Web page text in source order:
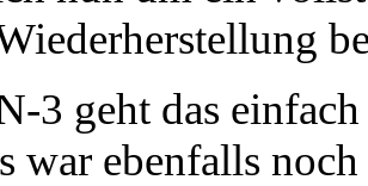
3 geht das
war ebenfalls